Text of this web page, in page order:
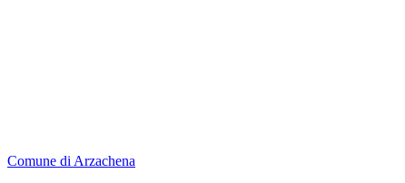
Comune di Arzachena